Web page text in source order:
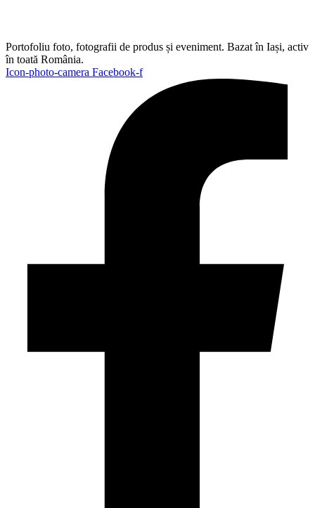
Portofoliu foto, fotografii de produs și eveniment. Bazat în Iași, activ
în toată România.
Icon-photo-camera Facebook-f